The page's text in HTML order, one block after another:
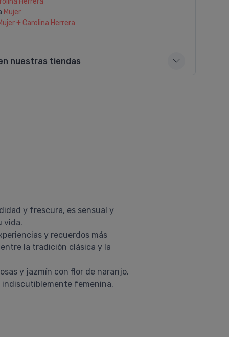
Mujer
+ Carolina Herrera
nuestras tiendas
y frescura, es sensual y
vida.
y recuerdos más
la tradición clásica y la
y jazmín con flor de naranjo.
indiscutiblemente femenina.